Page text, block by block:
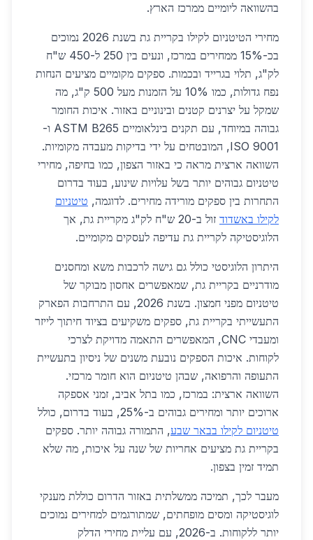
בהשוואה ליומיים ממרכז הארץ.
מחירי הטיטניום לקילו בקריית גת בשנת 2026 נמוכים
בכ-15% ממחירים במרכז, ונעים בין 250 ל-450 ש"ח
לק"ג, תלוי בגרייד ובכמות. ספקים מקומיים מציעים הנחות
נפח גדולות, כמו 10% על הזמנות מעל 500 ק"ג, מה
שמקל על יצרנים קטנים ובינוניים באזור. איכות החומר
גבוהה במיוחד, עם תקנים בינלאומיים ASTM B265 ו-
ISO 9001, המובטחים על ידי בדיקות מעבדה מקומיות.
השוואה ארצית מראה כי באזור הצפון, כמו בחיפה, מחירי
טיטניום גבוהים יותר בשל עלויות שינוע, בעוד בדרום
התחרות בין ספקים מורידה מחירים. לדוגמה, טיטניום
לקילו באשדוד
זול ב-20 ש"ח לק"ג מקריית גת, אך
הלוגיסטיקה לקריית גת עדיפה לעסקים מקומיים.
היתרון הלוגיסטי כולל גם גישה לרכבות משא ומחסנים
מודרניים בקריית גת, שמאפשרים אחסון מבוקר של
טיטניום מפני חמצון. בשנת 2026, עם התרחבות הפארק
התעשייתי בקריית גת, ספקים משקיעים בציוד חיתוך לייזר
ומעבדי CNC, המאפשרים התאמה מדויקת לצרכי
לקוחות. איכות הספקים נובעת משנים של ניסיון בתעשיית
התעופה והרפואה, שבהן טיטניום הוא חומר מרכזי.
השוואה ארצית: במרכז, כמו בתל אביב, זמני אספקה
ארוכים יותר ומחירים גבוהים ב-25%, בעוד בדרום, כולל
טיטניום לקילו בבאר שבע, התמורה גבוהה יותר. ספקים
בקריית גת מציעים אחריות של שנה על איכות, מה שלא
תמיד זמין בצפון.
מעבר לכך, תמיכה ממשלתית באזור הדרום כוללת מענקי
לוגיסטיקה ומסים מופחתים, שמתורגמים למחירים נמוכים
יותר ללקוחות. ב-2026, עם עליית מחירי הדלק